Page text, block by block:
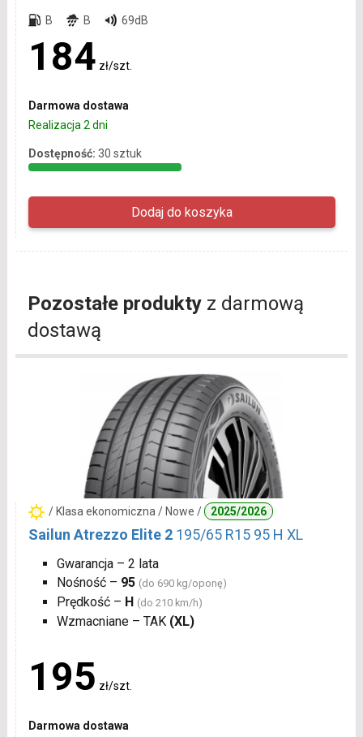
B B 69dB
184 zł/szt.
Darmowa dostawa
Realizacja 2 dni
Dostępność: 30 sztuk
Pozostałe produktyz darmową
dostawą
/ Klasa ekonomiczna / Nowe / 2025/2026
Sailun Atrezzo Elite 2 195/65 R15 95 H XL
Gwarancja – 2 lata
Nośność – 95 (do 690 kg/oponę)
Prędkość – H (do 210 km/h)
Wzmacniane – TAK (XL)
195 zł/szt.
Darmowa dostawa